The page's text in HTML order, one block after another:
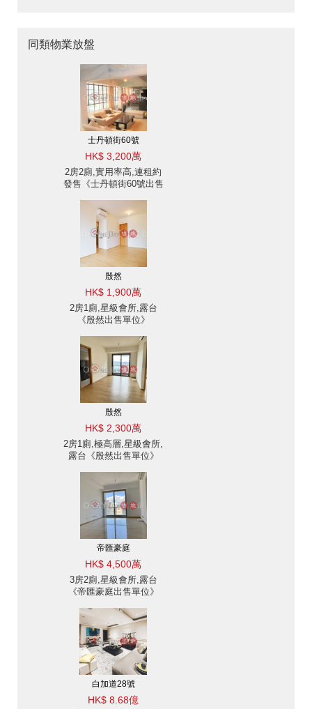
同類物業放盤
士丹頓街60號
HK$ 3,200萬
2房2廁,實用率高,連租約
發售《士丹頓街60號出售
殷然
HK$ 1,900萬
2房1廁,星級會所,露台
《殷然出售單位》
殷然
HK$ 2,300萬
2房1廁,極高層,星級會所,
露台《殷然出售單位》
帝匯豪庭
HK$ 4,500萬
3房2廁,星級會所,露台
《帝匯豪庭出售單位》
白加道28號
HK$ 8.68億